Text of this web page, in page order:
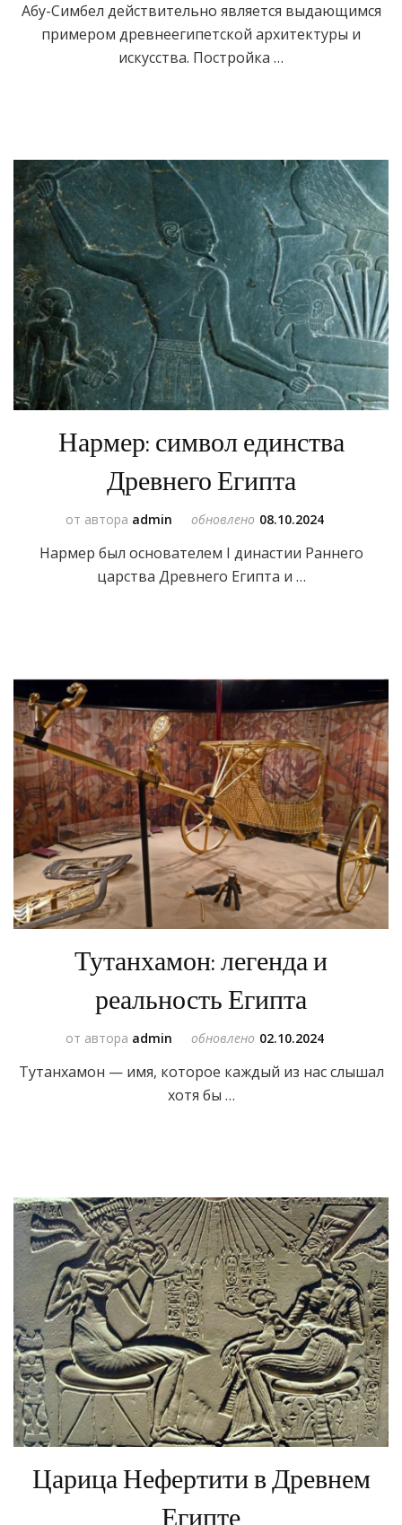
Абу-Симбел действительно является выдающимся
примером древнеегипетской архитектуры и
искусства. Постройка …
Нармер: символ единства
Древнего Египта
от автора admin обновлено 08.10.2024
Нармер был основателем I династии Раннего
царства Древнего Египта и …
Тутанхамон: легенда и
реальность Египта
от автора admin обновлено 02.10.2024
Тутанхамон — имя, которое каждый из нас слышал
хотя бы …
Царица Нефертити в Древнем